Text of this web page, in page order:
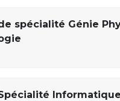
spécialité Génie
Informatique